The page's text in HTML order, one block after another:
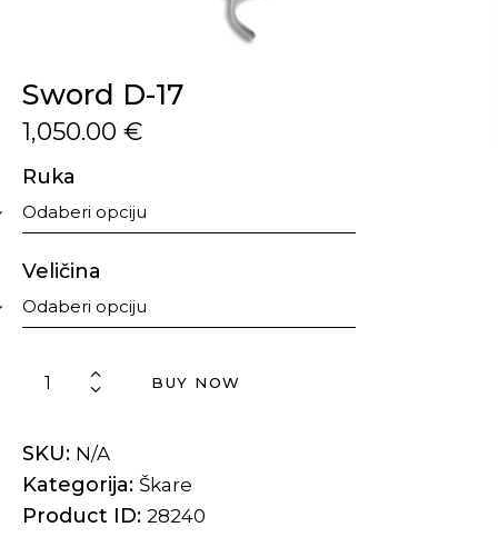
Sword D-17
1,050.00 €
Ruka
Veličina
BUY NOW
SKU: N/A
Kategorija: Škare
Product ID: 28240